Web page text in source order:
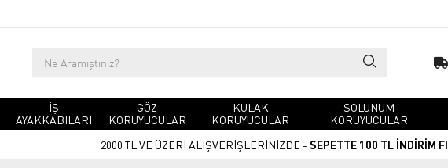
İŞ
AYAKKABILARI
GÖZ
KORUYUCULAR
KULAK
KORUYUCULAR
SOLUNUM
KORUYUCULAR
2000 TL VE ÜZERİ ALIŞVERİŞLERİNİZDE - SEPETTE 100 TL İNDİRİM